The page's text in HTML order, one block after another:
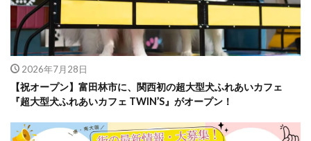
2026年7月28日
【祝オープン】富田林市に、関西初の超大型犬ふれあいカフェ
『超大型犬ふれあいカフェ TWIN’S』がオープン！